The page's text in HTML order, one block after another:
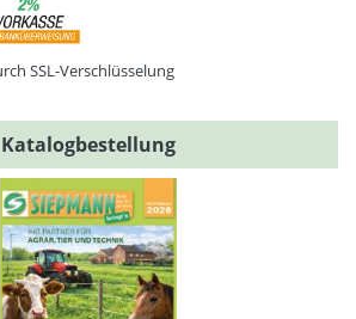
SSL-Verschlüsselung
Katalogbestellung